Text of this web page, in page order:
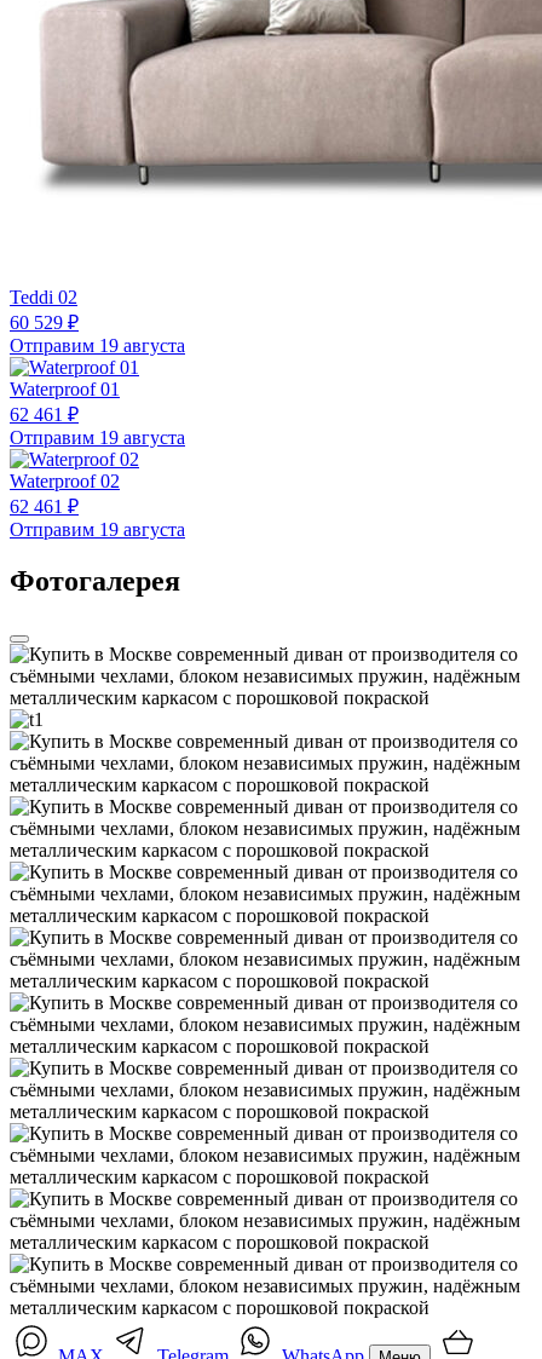
Teddi 02
60 529 ₽
Отправим 19 августа
Waterproof 01
62 461 ₽
Отправим 19 августа
Waterproof 02
62 461 ₽
Отправим 19 августа
Фотогалерея